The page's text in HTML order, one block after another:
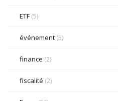
ETF (5)
événement (5)
finance (2)
fiscalité (2)